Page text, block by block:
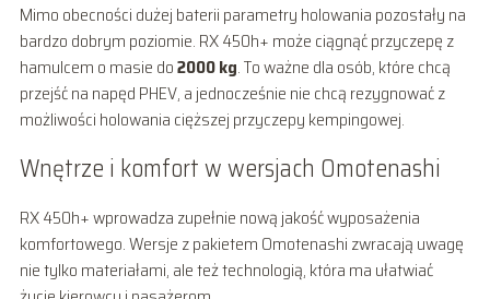
Mimo obecności dużej baterii parametry holowania pozostały na
bardzo dobrym poziomie. RX 450h+ może ciągnąć przyczepę z
hamulcem o masie do2000 kg. To ważne dla osób, które chcą
przejść na napęd PHEV, a jednocześnie nie chcą rezygnować z
możliwości holowania cięższej przyczepy kempingowej.
Wnętrze i komfort w wersjach Omotenashi
RX 450h+ wprowadza zupełnie nową jakość wyposażenia
komfortowego. Wersje z pakietem Omotenashi zwracają uwagę
nie tylko materiałami, ale też technologią, która ma ułatwiać